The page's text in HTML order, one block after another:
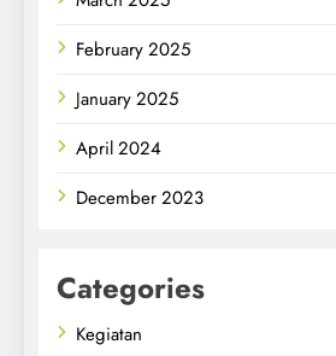
February 2025
January 2025
April 2024
December 2023
Categories
Kegiatan